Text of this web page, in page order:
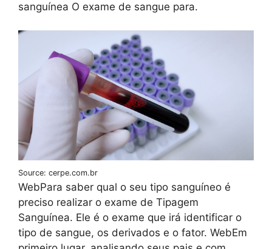
sanguínea O exame de sangue para.
Source: cerpe.com.br
WebPara saber qual o seu tipo sanguíneo é
preciso realizar o exame de Tipagem
Sanguínea. Ele é o exame que irá identificar o
tipo de sangue, os derivados e o fator. WebEm